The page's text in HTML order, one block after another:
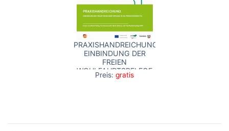
PRAXISHANDREICHUNG
EINBINDUNG DER
FREIEN
WOHLFAHRTSPFLEGE
IN DIE
Preis: gratis